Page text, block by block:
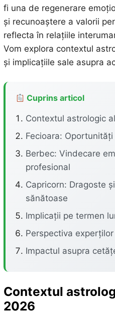
fi una de regenerare
și recunoaștere a valorii
reflecta în relațiile
Vom explora contextul
și implicațiile sale asupra
Cuprins articol
Contextul astrologic
Fecioara:
Berbec: Vindecare
profesional
Capricorn: Dragoste
sănătoase
Implicații pe termen
Perspectiva
Impactul asupra
Contextul
2026